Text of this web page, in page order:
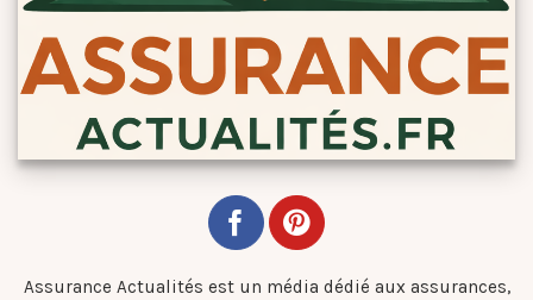
Assurance Actualités est un média dédié aux assurances,